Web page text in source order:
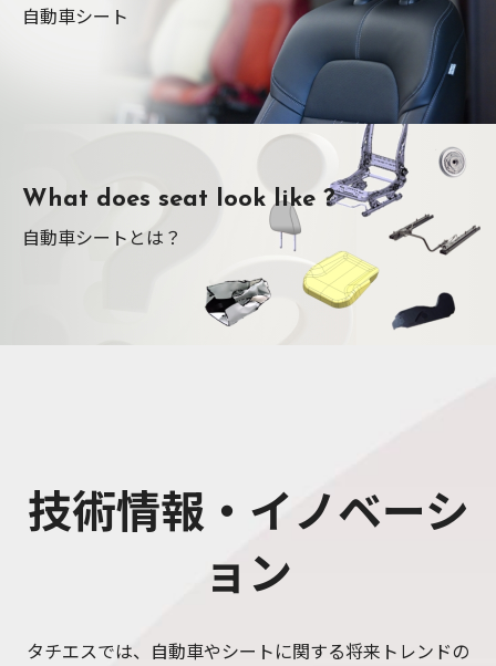
自動車シート
What does seat look like ?
自動車シートとは？
技術情報・イノベーシ
ョン
タチエスでは、自動車やシートに関する将来トレンドの